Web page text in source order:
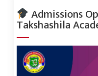
Admissions
Takshashila